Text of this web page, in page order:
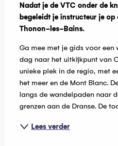
Nadat je de VTC onder de
begeleidt je instructeur je
Thonon-les-Bains.
Ga mee met je gids voor een
dag naar het uitkijkpunt van
unieke plek in de regio, met
het meer en de Mont Blanc.
langs de wandelpaden naar
grenzen aan de Dranse. De
Lees verder